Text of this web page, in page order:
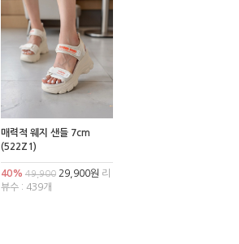
매력적 웨지 샌들 7cm
(522Z1)
40% 49,90029,900원 리
뷰수 : 439개